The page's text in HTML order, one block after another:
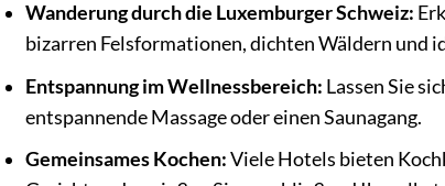
Wanderung durch die Luxemburger Schweiz:
bizarren Felsformationen, dichten Wäldern und
Entspannung im Wellnessbereich: Lassen Sie
entspannende Massage oder einen Saunagang.
Gemeinsames Kochen:Viele Hotels bieten